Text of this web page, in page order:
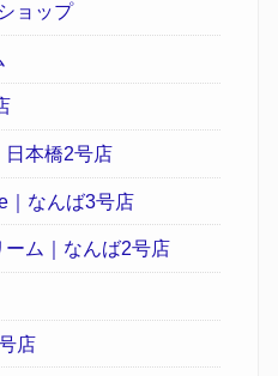
ョップ
日本橋2号店
｜なんば3号店
ム｜なんば2号店
店